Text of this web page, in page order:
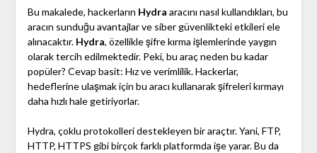
Bu makalede, hackerların Hydra aracını nasıl kullandıkları, bu
aracın sunduğu avantajlar ve siber güvenlikteki etkileri ele
alınacaktır. Hydra, özellikle şifre kırma işlemlerinde yaygın
olarak tercih edilmektedir. Peki, bu araç neden bu kadar
popüler? Cevap basit: Hız ve verimlilik. Hackerlar,
hedeflerine ulaşmak için bu aracı kullanarak şifreleri kırmayı
daha hızlı hale getiriyorlar.
Hydra, çoklu protokolleri destekleyen bir araçtır. Yani, FTP,
HTTP, HTTPS gibi birçok farklı platformda işe yarar. Bu da